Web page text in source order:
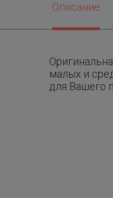
Описание
малых и
для Вашего